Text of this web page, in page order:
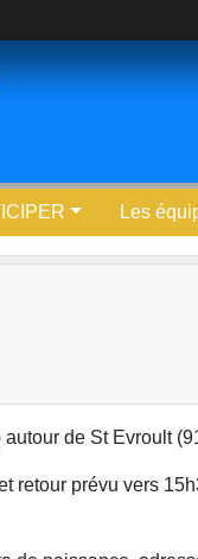
Les
de St Evroult
retour prévu vers